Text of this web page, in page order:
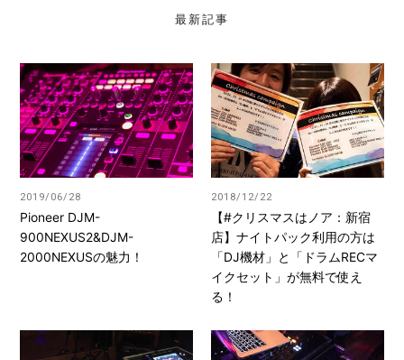
最新記事
2019/06/28
Pioneer DJM-
900NEXUS2&DJM-
2000NEXUSの魅力！
2018/12/22
【#クリスマスはノア：新宿
店】ナイトパック利用の方は
「DJ機材」と「ドラムRECマ
イクセット」が無料で使え
る！